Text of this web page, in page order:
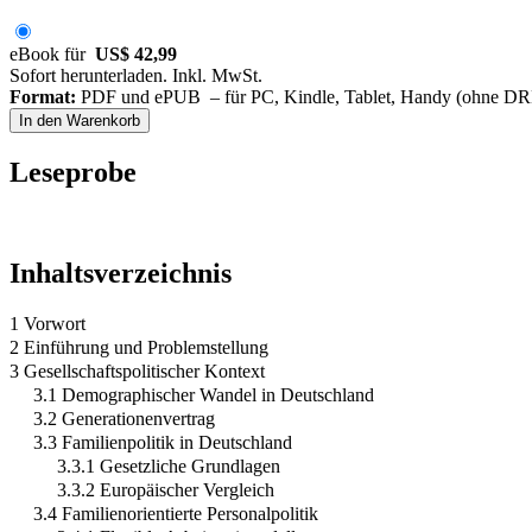
eBook für US$ 42,99
Sofort herunterladen. Inkl. MwSt.
Format: PDF und ePUB – für PC, Kindle, Tablet, Handy (ohne
In den Warenkorb
Leseprobe
Inhaltsverzeichnis
1 Vorwort
2 Einführung und Problemstellung
3 Gesellschaftspolitischer Kontext
3.1 Demographischer Wandel in Deutschland
3.2 Generationenvertrag
3.3 Familienpolitik in Deutschland
3.3.1 Gesetzliche Grundlagen
3.3.2 Europäischer Vergleich
3.4 Familienorientierte Personalpolitik